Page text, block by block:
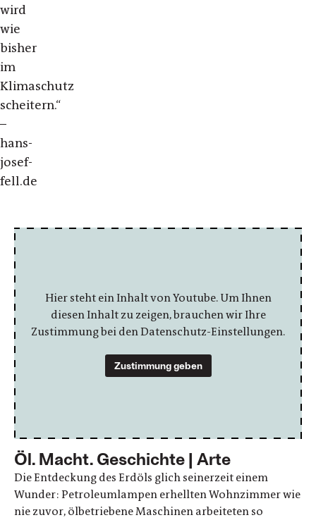
wird
wie
bisher
im
Klimaschutz
scheitern.“
–
hans-
josef-
fell.de
Hier steht ein Inhalt von Youtube. Um Ihnen
diesen Inhalt zu zeigen, brauchen wir Ihre
Zustimmung bei den Datenschutz-Einstellungen.
Zustimmung geben
Öl. Macht. Geschichte | Arte
Die Entdeckung des Erdöls glich seinerzeit einem
Wunder: Petroleumlampen erhellten Wohnzimmer wie
nie zuvor, ölbetriebene Maschinen arbeiteten so